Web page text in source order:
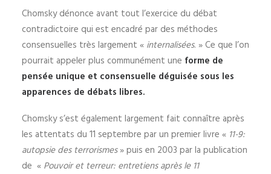
Chomsky dénonce avant tout l’exercice du débat
contradictoire qui est encadré par des méthodes
consensuelles très largement « internalisées. » Ce que l’on
pourrait appeler plus communément une forme de
pensée unique et consensuelle déguisée sous les
apparences de débats libres.
Chomsky s’est également largement fait connaître après
les attentats du 11 septembre par un premier livre « 11-9:
autopsie des terrorismes» puis en 2003 par la publication
de « Pouvoir et terreur: entretiens après le 11